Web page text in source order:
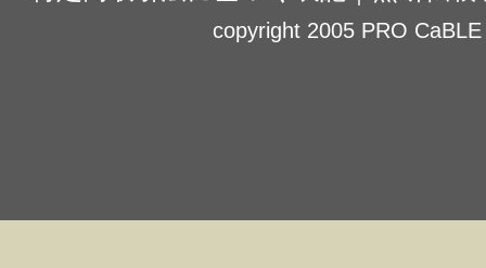
copyright 2005 PRO CaBLE